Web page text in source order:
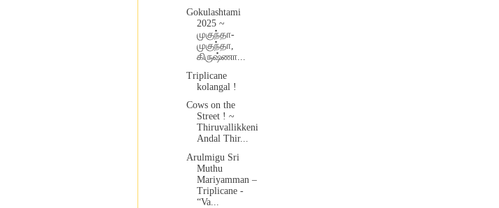
Gokulashtami
2025 ~
முகுந்தா-
முகுந்தா,
கிருஷ்ணா...
Triplicane
kolangal !
Cows on the
Street ! ~
Thiruvallikkeni
Andal Thir...
Arulmigu Sri
Muthu
Mariyamman –
Triplicane -
“Va...